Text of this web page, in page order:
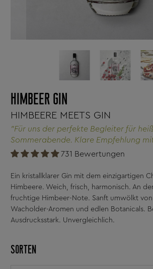
HIMBEER GIN
HIMBEERE MEETS GIN
"Für uns der perfekte Begleiter für
Sommerabende. Klare Empfehlung
Basilikum und einer Scheibe Zitrone!"
731 Bewertungen
Ein kristallklarer Gin mit dem einzigartigen
Himbeere. Weich, frisch, harmonisch. An
fruchtige Himbeer-Note. Sanft umwölkt
Wacholder-Aromen und edlen Botanicals.
Ausdrucksstark. Unvergleichlich.
SORTEN